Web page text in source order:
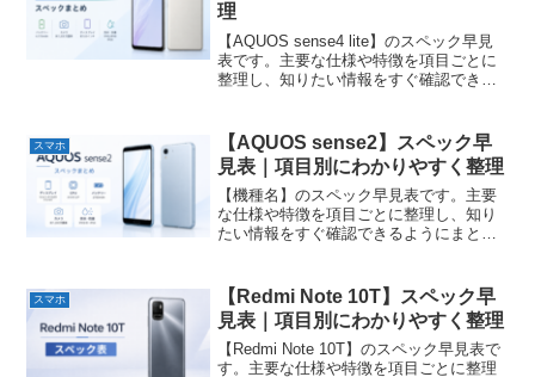
理
【AQUOS sense4 lite】のスペック早見
表です。主要な仕様や特徴を項目ごとに
整理し、知りたい情報をすぐ確認できる
スマホ
【AQUOS sense2】スペック早
見表｜項目別にわかりやすく整理
【機種名】のスペック早見表です。主要
な仕様や特徴を項目ごとに整理し、知り
たい情報をすぐ確認できるようにまとめ
スマホ
【Redmi Note 10T】スペック早
見表｜項目別にわかりやすく整理
【Redmi Note 10T】のスペック早見表で
す。主要な仕様や特徴を項目ごとに整理